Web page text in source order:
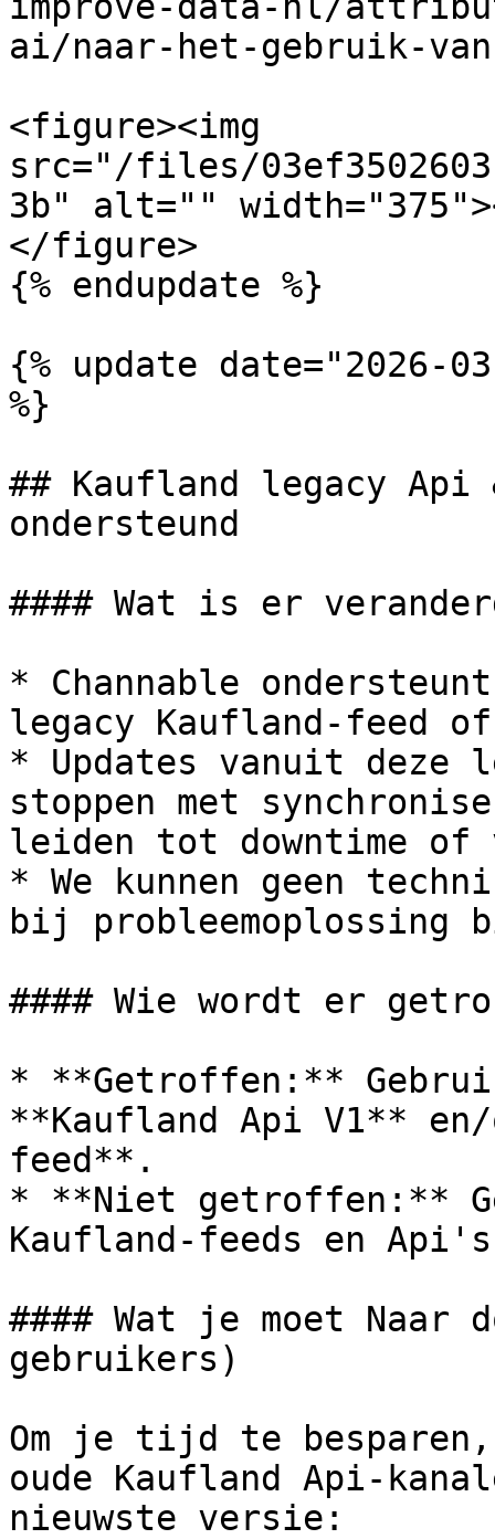
ai/naar-het-gebruik-
<figure><img
src="/files/
3b" alt=""
</figure>
{% endupdate %}
{% update date="2026-
%}
## Kaufland legacy
ondersteund
#### Wat is er
* Channable
legacy Kaufland-feed
* Updates vanuit deze
stoppen met
leiden tot downtime of
* We kunnen geen
bij probleemoplossing
#### Wie wordt er
* **Getroffen:**
**Kaufland Api V1**
feed**.
* **Niet getroffen:**
Kaufland-feeds en
#### Wat je moet
gebruikers)
Om je tijd te besparen,
oude Kaufland Api-
nieuwste versie: